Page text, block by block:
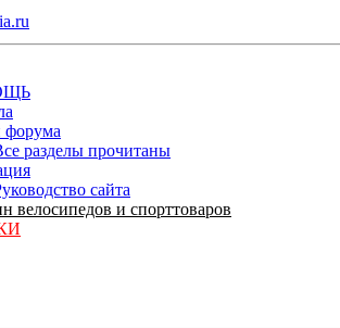
разделы прочитаны
сайта
велосипедов и спорттоваров